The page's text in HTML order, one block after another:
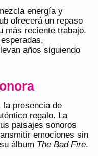
energía y
ofrecerá un repaso
más reciente trabajo.
años siguiendo
la presencia de
regalo. La
paisajes sonoros
emociones sin
álbum The Bad Fire.